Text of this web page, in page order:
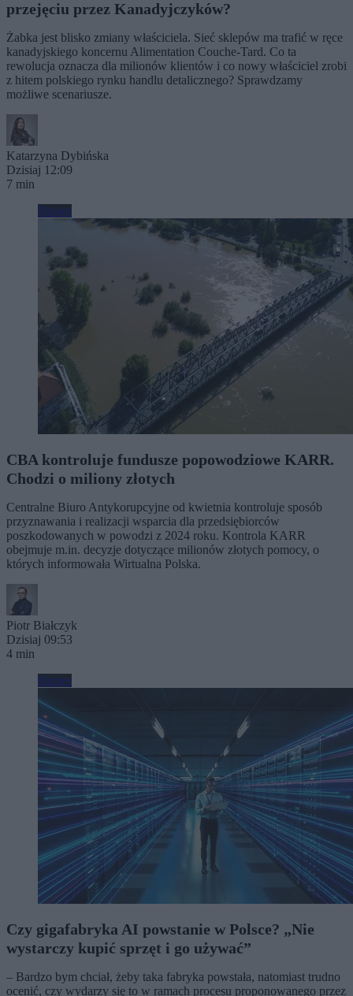
przejęciu przez Kanadyjczyków?
Żabka jest blisko zmiany właściciela. Sieć sklepów ma trafić w ręce
kanadyjskiego koncernu Alimentation Couche-Tard. Co ta
rewolucja oznacza dla milionów klientów i co nowy właściciel zrobi
z hitem polskiego rynku handlu detalicznego? Sprawdzamy
możliwe scenariusze.
Katarzyna Dybińska
Dzisiaj 12:09
7 min
Biznes
CBA kontroluje fundusze popowodziowe KARR.
Chodzi o miliony złotych
Centralne Biuro Antykorupcyjne od kwietnia kontroluje sposób
przyznawania i realizacji wsparcia dla przedsiębiorców
poszkodowanych w powodzi z 2024 roku. Kontrola KARR
obejmuje m.in. decyzje dotyczące milionów złotych pomocy, o
których informowała Wirtualna Polska.
Piotr Białczyk
Dzisiaj 09:53
4 min
Biznes
Czy gigafabryka AI powstanie w Polsce? „Nie
wystarczy kupić sprzęt i go używać”
– Bardzo bym chciał, żeby taka fabryka powstała, natomiast trudno
ocenić, czy wydarzy się to w ramach procesu proponowanego przez